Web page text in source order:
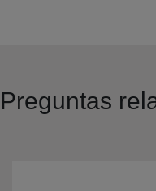
Preguntas